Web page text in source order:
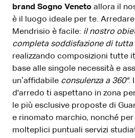
brand Sogno Veneto allora il
è il luogo ideale per te.
Mendrisio è facile: il nostro
completa soddisfazione di tutta
realizzando composizioni tutte
base alle singole necessità e
un’affidabile consulenza a 360°.
d'arredo ti aspettano in zona
le più esclusive proposte di
e rinomato marchio, nonché
molteplici puntuali servizi